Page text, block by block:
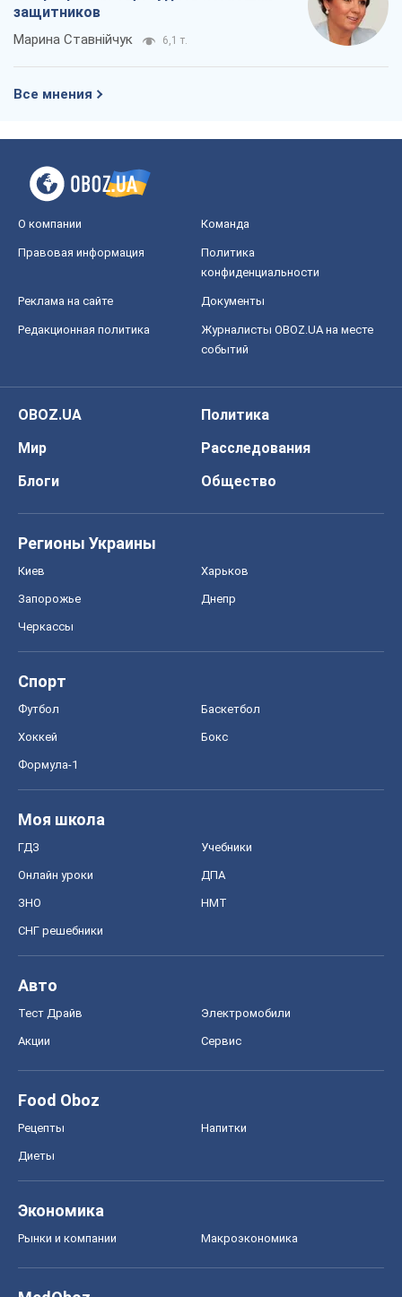
защитников
Марина Ставнійчук 6,1 т.
Все мнения
О компании Команда
Правовая информация
Политика
конфиденциальности
Реклама на сайте Документы
Редакционная политика
Журналисты OBOZ.UA на месте
событий
OBOZ.UA
Политика
Мир
Расследования
Блоги
Общество
Регионы Украины
Киев Харьков
Запорожье Днепр
Черкассы
Спорт
Футбол Баскетбол
Хоккей Бокс
Формула-1
Моя школа
ГДЗ Учебники
Онлайн уроки ДПА
ЗНО НМТ
СНГ решебники
Авто
Тест Драйв Электромобили
Акции Сервис
Food Oboz
Рецепты Напитки
Диеты
Экономика
Рынки и компании Mакроэкономика